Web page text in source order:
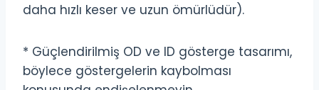
daha hızlı keser ve uzun ömürlüdür).
* Güçlendirilmiş OD ve ID gösterge tasarımı,
böylece göstergelerin kaybolması